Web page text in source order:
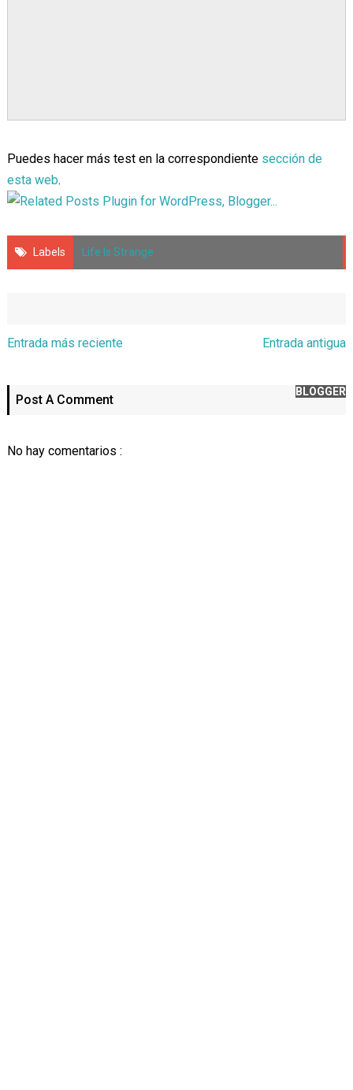
Puedes hacer más test en la correspondiente sección de
esta web.
Labels Life Is Strange
Entrada más reciente Entrada antigua
Post A Comment
BLOGGER
No hay comentarios :